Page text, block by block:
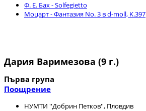
Ф. Е. Бах - Solfegietto
Моцарт - Фантазия No. 3 в d-moll, K.397
Дария Варимезова (9 г.)
Първа група
Поощрение
НУМТИ ''Добрин Петков'', Пловдив